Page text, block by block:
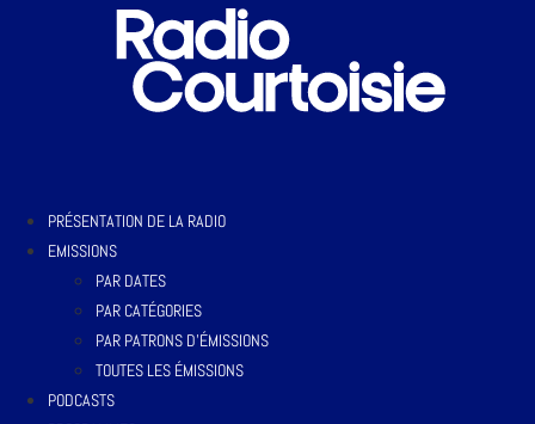
PRÉSENTATION DE LA RADIO
EMISSIONS
PAR DATES
PAR CATÉGORIES
PAR PATRONS D’ÉMISSIONS
TOUTES LES ÉMISSIONS
PODCASTS